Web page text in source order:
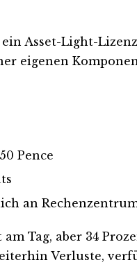
Asset-Light-
eigenen
Pence
an
Tag, aber 34
Verluste,